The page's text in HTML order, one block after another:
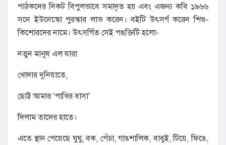
পাঠকদের নিকট বিপুলভাবে সমাদৃত হয় এবং এজন্য কবি ১৯৬৬
সনে ইউনেস্কো পুরস্কার লাভ করেন। বইটি উৎসর্গ করেন শিশু-
কিশোরদের নামে। উৎসর্গিত সেই পঙক্তিটি হলো-
নতুন মানুষ এল যারা
খোদার দুনিয়াতে,
ছোট্ট আমার ‘পাখির বাসা’
দিলাম তাদের হাতে।
এতে স্থান পেয়েছে ঘুঘু, বক, পেঁচা, গাঙশালিক, বাবুই, টিয়ে, ফিঙে,